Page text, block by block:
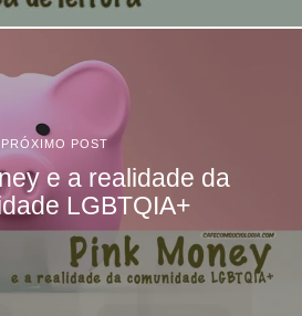
PRÓXIMO POST
e a realidade da
LGBTQIA+